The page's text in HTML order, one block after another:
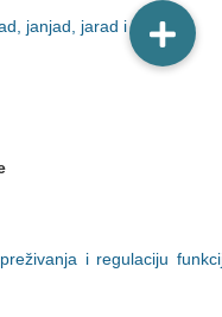
janjad, jarad i ždrebad
i regulaciju